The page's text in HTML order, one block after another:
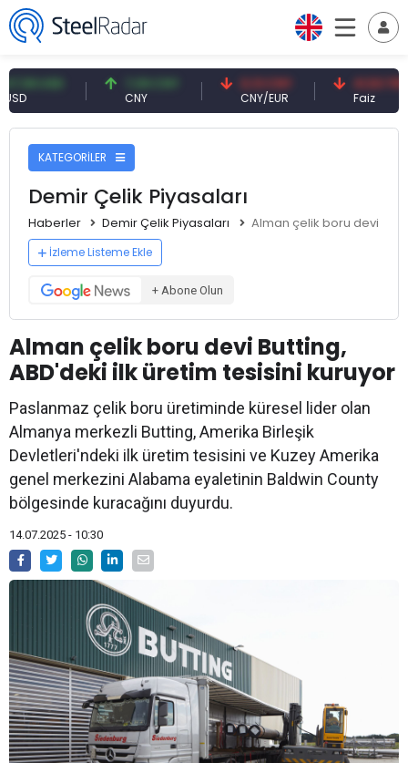
7,09 CNY 0,13 CNY
CNY/EUR
41,53 TRY
KATEGORİLER
Demir Çelik Piyasaları
Haberler Demir Çelik Piyasaları Alman çelik boru devi
İzleme Listeme Ekle
+ Abone Olun
Alman çelik boru devi Butting,
ABD'deki ilk üretim tesisini kuruyor
Paslanmaz çelik boru üretiminde küresel lider olan
Almanya merkezli Butting, Amerika Birleşik
Devletleri'ndeki ilk üretim tesisini ve Kuzey Amerika
genel merkezini Alabama eyaletinin Baldwin County
bölgesinde kuracağını duyurdu.
14.07.2025 - 10:30